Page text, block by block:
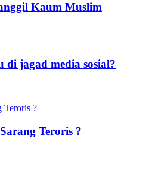
Kaum Muslim
jagad media sosial?
Teroris ?